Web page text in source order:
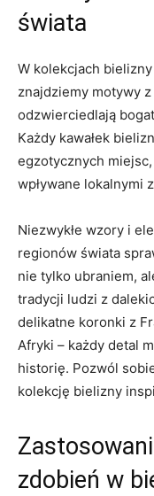
świata
W kolekcjach
znajdziemy ⁣motywy
odzwierciedlają
Każdy kawałek
egzotycznych
wpływane lokalnymi
Niezwykłe wzory i
regionów świata
nie tylko ubraniem,
tradycji⁢ ludzi z
‌delikatne koronki z
Afryki – każdy detal
⁢historię. Pozwól
kolekcję‍ bielizny
zdobień w